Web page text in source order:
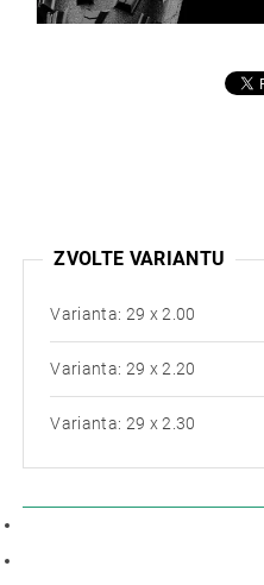
ZVOLTE VARIANTU
Varianta: 29 x 2.00
Varianta: 29 x 2.20
Varianta: 29 x 2.30